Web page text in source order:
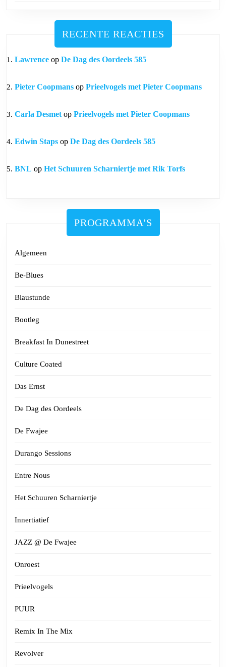
RECENTE REACTIES
Lawrence op De Dag des Oordeels 585
Pieter Coopmans op Prieelvogels met Pieter Coopmans
Carla Desmet op Prieelvogels met Pieter Coopmans
Edwin Staps op De Dag des Oordeels 585
BNL op Het Schuuren Scharniertje met Rik Torfs
PROGRAMMA'S
Algemeen
Be-Blues
Blaustunde
Bootleg
Breakfast In Dunestreet
Culture Coated
Das Ernst
De Dag des Oordeels
De Fwajee
Durango Sessions
Entre Nous
Het Schuuren Scharniertje
Innertiatief
JAZZ @ De Fwajee
Onroest
Prieelvogels
PUUR
Remix In The Mix
Revolver